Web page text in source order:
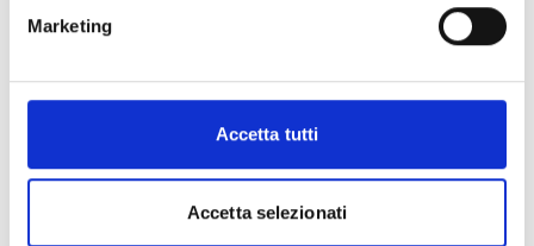
Marketing
Accetta tutti
Accetta selezionati
Contributo massimo richiedibile per ciascun progetto:
Importo minimo per progetto:250.000 Euro